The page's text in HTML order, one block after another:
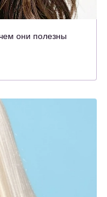
они полезны